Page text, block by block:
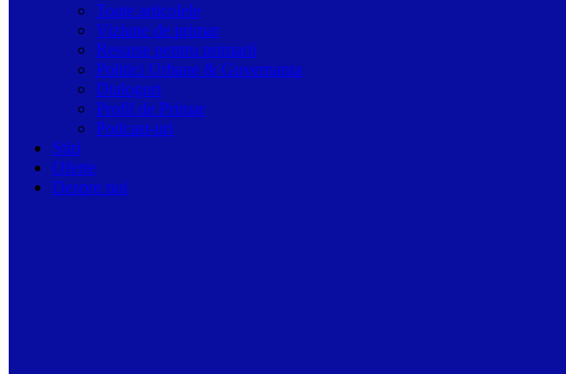
Toate articolele
Viziune de primar
Resurse pentru primarii
Politici Urbane & Guvernanta
Dialoguri
Profil de Primar
Podcast-uri
Stiri
Oferte
Despre noi